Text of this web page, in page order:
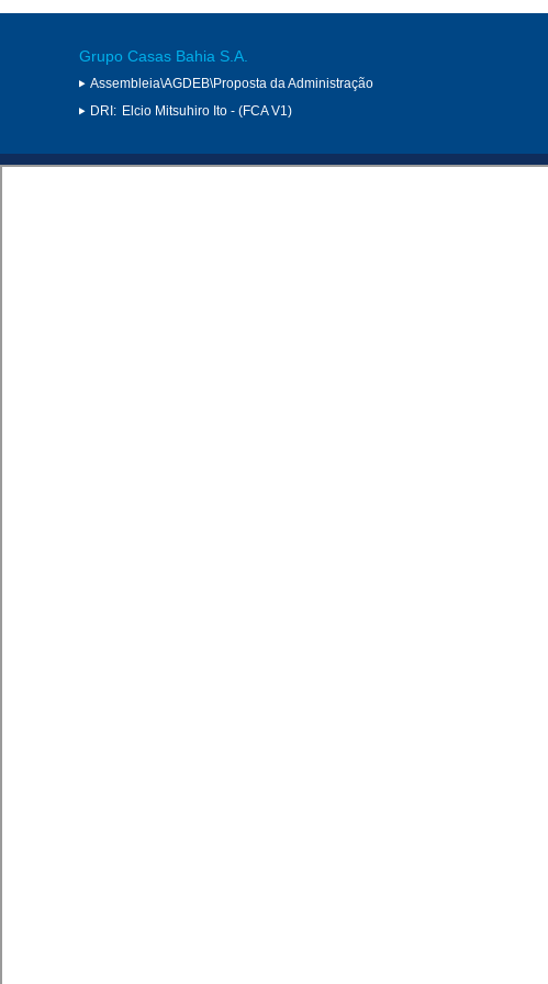
Grupo Casas Bahia S.A.
Assembleia\AGDEB\Proposta da Administração
DRI: Elcio Mitsuhiro Ito - (FCA V1)